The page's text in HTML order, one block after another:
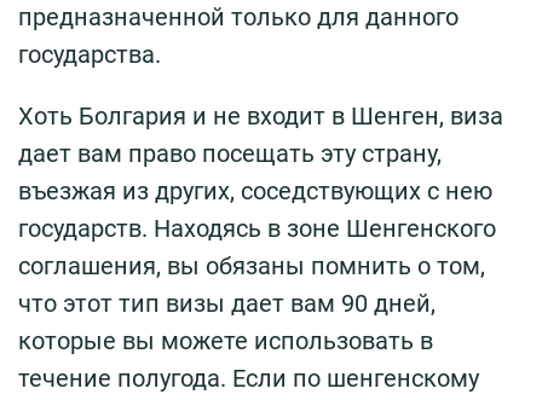
предназначенной только для данного
государства.
Хоть Болгария и не входит в Шенген, виза
дает вам право посещать эту страну,
въезжая из других, соседствующих с нею
государств. Находясь в зоне Шенгенского
соглашения, вы обязаны помнить о том,
что этот тип визы дает вам 90 дней,
которые вы можете использовать в
течение полугода. Если по шенгенскому